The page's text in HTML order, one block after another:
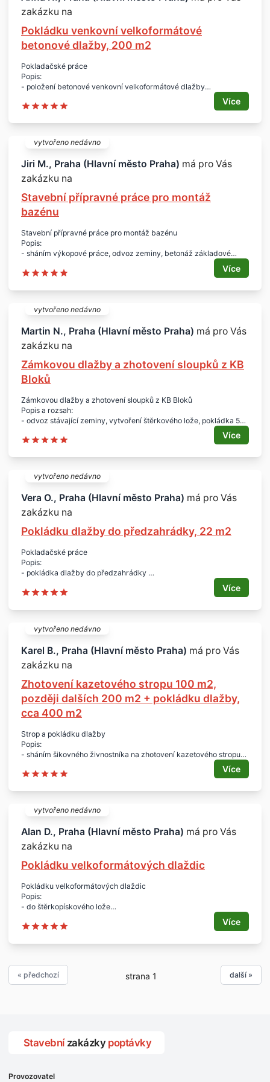
Doplňující informace:
- sokl řezaný 40 mm, celková délka 7,5 m
- dlažba na balkony - Marrazi tl. 20 mm (60 x 60 cm)
zakázku na
Pokládku venkovní velkoformátové
betonové dlažby, 200 m2
Pokladačské práce
Popis:
- položení betonové venkovní velkoformátové dlažby
Rozměry a množství:
Lokalita:
- Praha 10
Termín:
- ihned, nebo co nejdříve
Více
vytvořeno nedávno
Jiri M., Praha (Hlavní město Praha) má pro Vás
zakázku na
Stavební přípravné práce pro montáž
bazénu
Stavební přípravné práce pro montáž bazénu
Popis:
- sháním výkopové práce, odvoz zeminy, betonáž základové
desky, betonáž stěn po instalaci bazénu, pokládka dlažby
Rozsah:
- Praha 10, Uhříněves
Více
vytvořeno nedávno
Martin N., Praha (Hlavní město Praha) má pro Vás
zakázku na
Zámkovou dlažby a zhotovení sloupků z KB
Bloků
Zámkovou dlažby a zhotovení sloupků z KB Bloků
Popis a rozsah:
- odvoz stávající zeminy, vytvoření štěrkového lože, pokládka 52
m zámkové dlažby BEST Archia Colormix Sahara standart,
osazení obrubníků 25,7 m BEST Parkan standart žlutá
Rozměr:
- sloupku Š. 19 cm, V. 228 cm, D. 78 cm
- to znamená jeden sloupek = 24 KB bloků
- sloupky vylít betonem a zpevnit roxory
- kompletní dodávka vč. materiálu a odvozu zbytků
- Praha 10 - Pitkovice
- podzim 2015
Více
vytvořeno nedávno
Vera O., Praha (Hlavní město Praha) má pro Vás
zakázku na
Pokládku dlažby do předzahrádky, 22 m2
Pokladačské práce
Popis:
- pokládka dlažby do předzahrádky
- odstranit hlínu, 30 cm
- 22 m2
Lokalita:
- Uhříněves, Praha
Termín:
- kdykoliv
Více
vytvořeno nedávno
Karel B., Praha (Hlavní město Praha) má pro Vás
zakázku na
Zhotovení kazetového stropu 100 m2,
později dalších 200 m2 + pokládku dlažby,
cca 400 m2
Strop a pokládku dlažby
Popis:
- sháním šikovného živnostníka na zhotovení kazetového stropu
- dále poptávám položení dlažby mramorit 3 cm na stávající
Rozsah:
- kazetový strop - cca 100 m2, později dalších asi 200 m2 (hala)
- dlažba - cca 400 m2
Lokalita:
- Praha
Více
vytvořeno nedávno
Alan D., Praha (Hlavní město Praha) má pro Vás
zakázku na
Pokládku velkoformátových dlaždic
Pokládku velkoformátových dlaždic
Popis:
- do štěrkopískového lože
- příprava podloží
Termín:
- srpen 2015
Více
« předchozí strana 1 další »
Stavební zakázky poptávky
Provozovatel